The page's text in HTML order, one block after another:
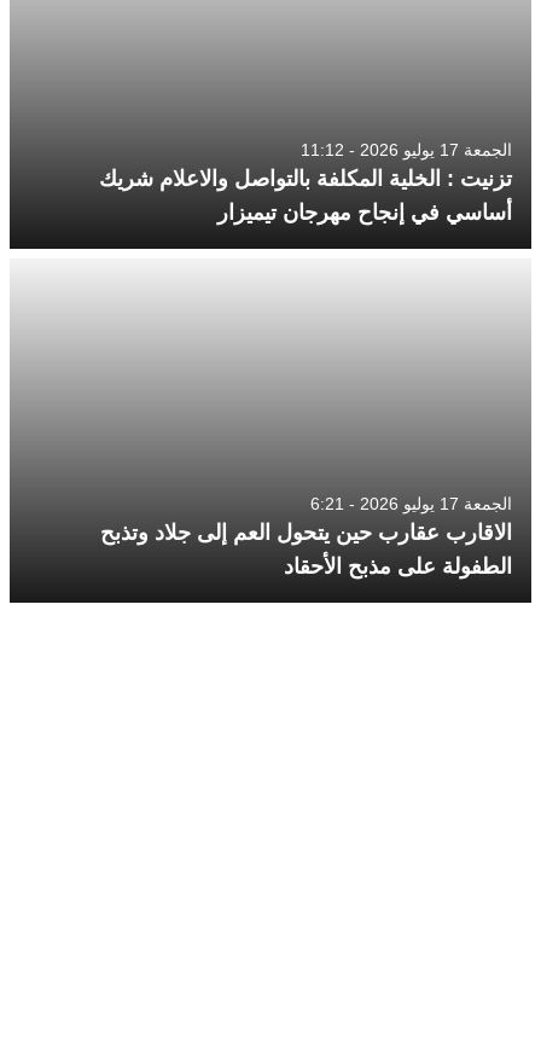
الجمعة 17 يوليو 2026 - 11:12
تزنيت : الخلية المكلفة بالتواصل والاعلام شريك
أساسي في إنجاح مهرجان تيميزار
الجمعة 17 يوليو 2026 - 6:21
الاقارب عقارب حين يتحول العم إلى جلاد وتذبح
الطفولة على مذبح الأحقاد